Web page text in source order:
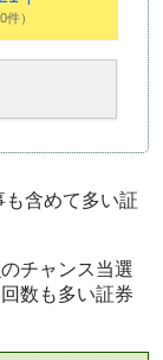
件）
含めて多い証
のチャンス当選
数も多い証券